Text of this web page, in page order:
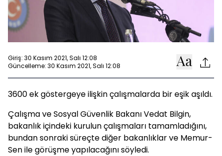
Giriş: 30 Kasım 2021, Salı 12:08
Güncelleme: 30 Kasım 2021, Salı 12:08
3600 ek göstergeye ilişkin çalışmalarda bir eşik aşıldı.
Çalışma ve Sosyal Güvenlik Bakanı Vedat Bilgin,
bakanlık içindeki kurulun çalışmaları tamamladığını,
bundan sonraki süreçte diğer bakanlıklar ve Memur-
Sen ile görüşme yapılacağını söyledi.